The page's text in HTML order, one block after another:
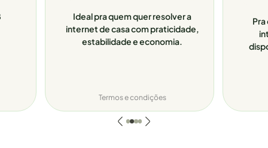
Ideal pra quem quer resolver a
internet de casa com praticidade,
estabilidade e economia.
Termos e condições